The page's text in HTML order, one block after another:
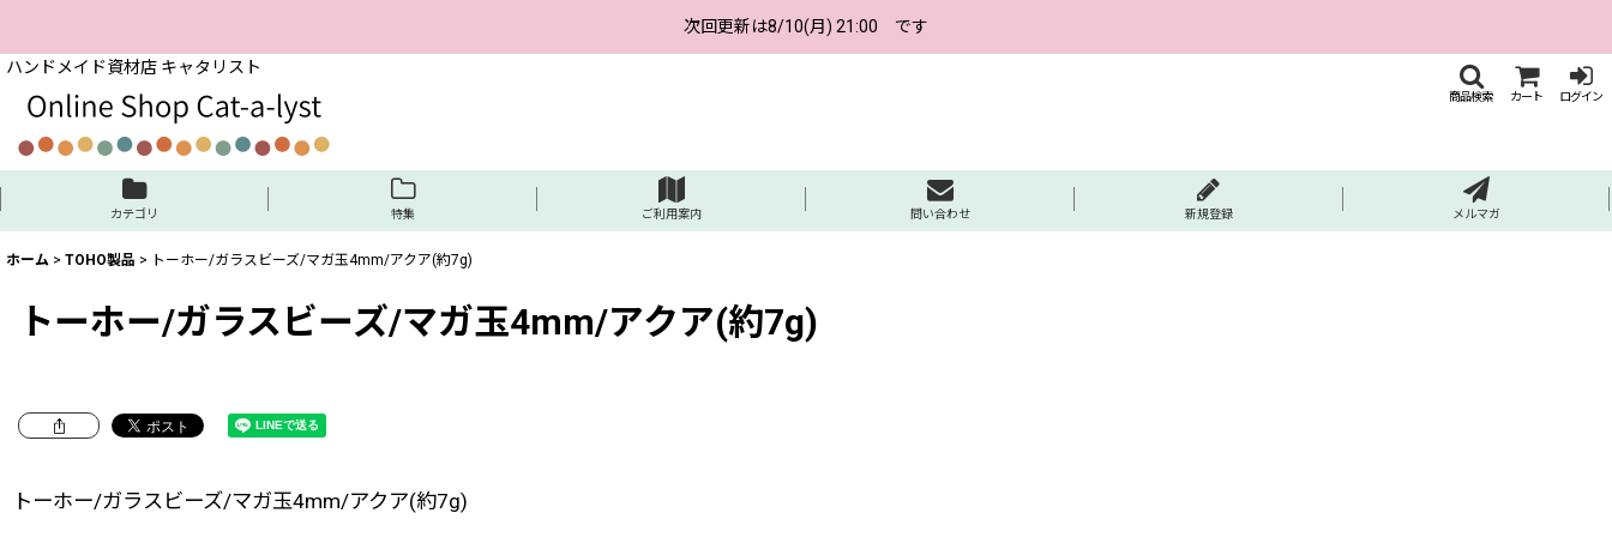
次回更新は8/10(月) 21:00 です
ハンドメイド資材店 キャタリスト
商品検索 カート ログイン
カテゴリ 特集 ご利用案内 問い合わせ 新規登録 メルマガ
ホーム > TOHO製品 > トーホー/ガラスビーズ/マガ玉4mm/アクア(約7g)
トーホー/ガラスビーズ/マガ玉4mm/アクア(約7g)
トーホー/ガラスビーズ/マガ玉4mm/アクア(約7g)